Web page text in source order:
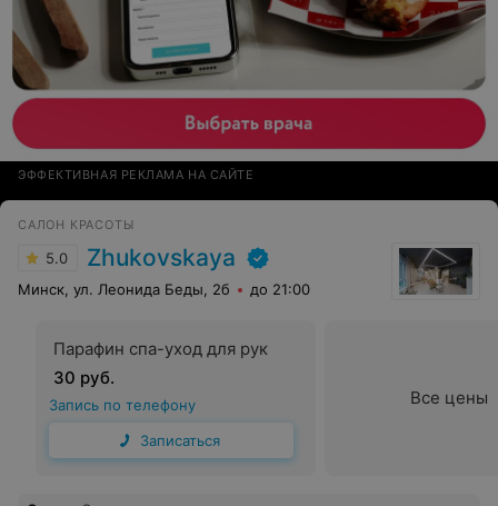
ЭФФЕКТИВНАЯ РЕКЛАМА НА САЙТЕ
САЛОН КРАСОТЫ
5.0 Zhukovskaya
Минск, ул. Леонида Беды, 2б до 21:00
Парафин спа-уход для рук
30 руб.
Запись по телефону
Записаться
Все цены